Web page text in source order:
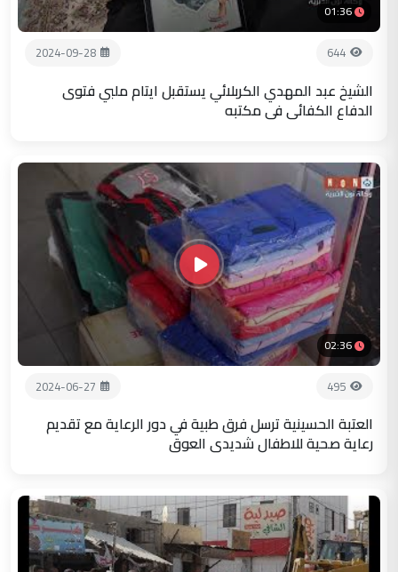
01:36
644
2024-09-28
الشيخ عبد المهدي الكربلائي يستقبل ايتام ملبي فتوى
الدفاع الكفائي في مكتبه
02:36
495
2024-06-27
العتبة الحسينية ترسل فرق طبية في دور الرعاية مع تقديم
رعاية صحية للاطفال شديدي العوق